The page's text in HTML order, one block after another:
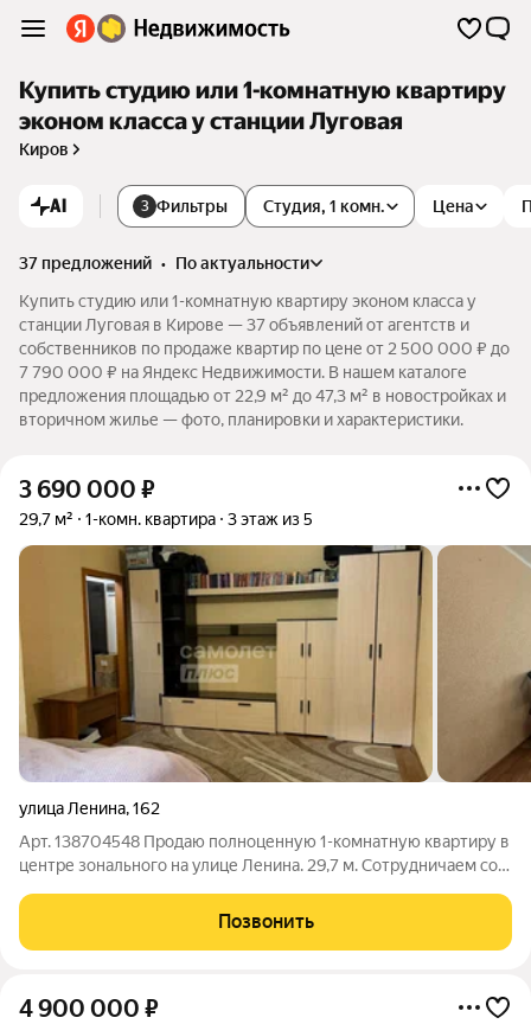
Купить студию или 1-комнатную квартиру
эконом класса у станции Луговая
Киров
AI 3 Фильтры Студия, 1 комн. Цена
37 предложений •
по актуальности
Купить студию или 1-комнатную квартиру эконом класса у
станции Луговая в Кирове — 37 объявлений от агентств и
собственников по продаже квартир по цене от 2 500 000 ₽ до
7 790 000 ₽ на Яндекс Недвижимости. В нашем каталоге
предложения площадью от 22,9 м² до 47,3 м² в новостройках и
вторичном жилье — фото, планировки и характеристики.
3 690 000 ₽
29,7 м² 1-комн. квартира 3 этаж из 5
улица Ленина,162
Арт. 138704548 Продаю полноценную 1-комнатную квартиру в
центре зонального на улице Ленина. 29,7 м. Сотрудничаем со
расчёта. Почему я влюблена в эту квартиру? -3 этаж из 5
золотая середина: не
Позвонить
4 900 000 ₽